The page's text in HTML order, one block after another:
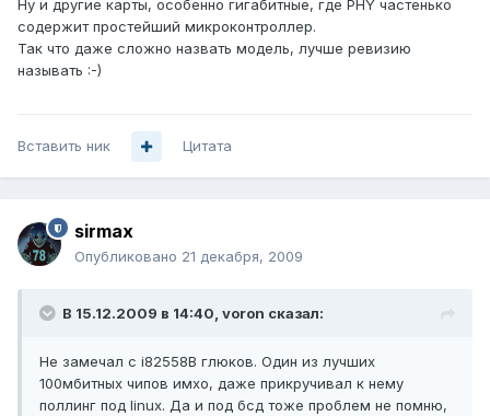
Ну и другие карты, особенно гигабитные, где PHY частенько
содержит простейший микроконтроллер.
Так что даже сложно назвать модель, лучше ревизию
называть :-)
Вставить ник Цитата
sirmax
Опубликовано 21 декабря, 2009
В 15.12.2009 в 14:40, voron сказал:
Не замечал с i82558B глюков. Один из лучших
100мбитных чипов имхо, даже прикручивал к нему
поллинг под linux. Да и под бсд тоже проблем не помню,